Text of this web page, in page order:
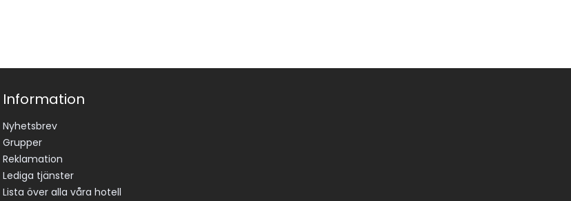
Information
Nyhetsbrev
Grupper
Reklamation
Lediga tjänster
Lista över alla våra hotell